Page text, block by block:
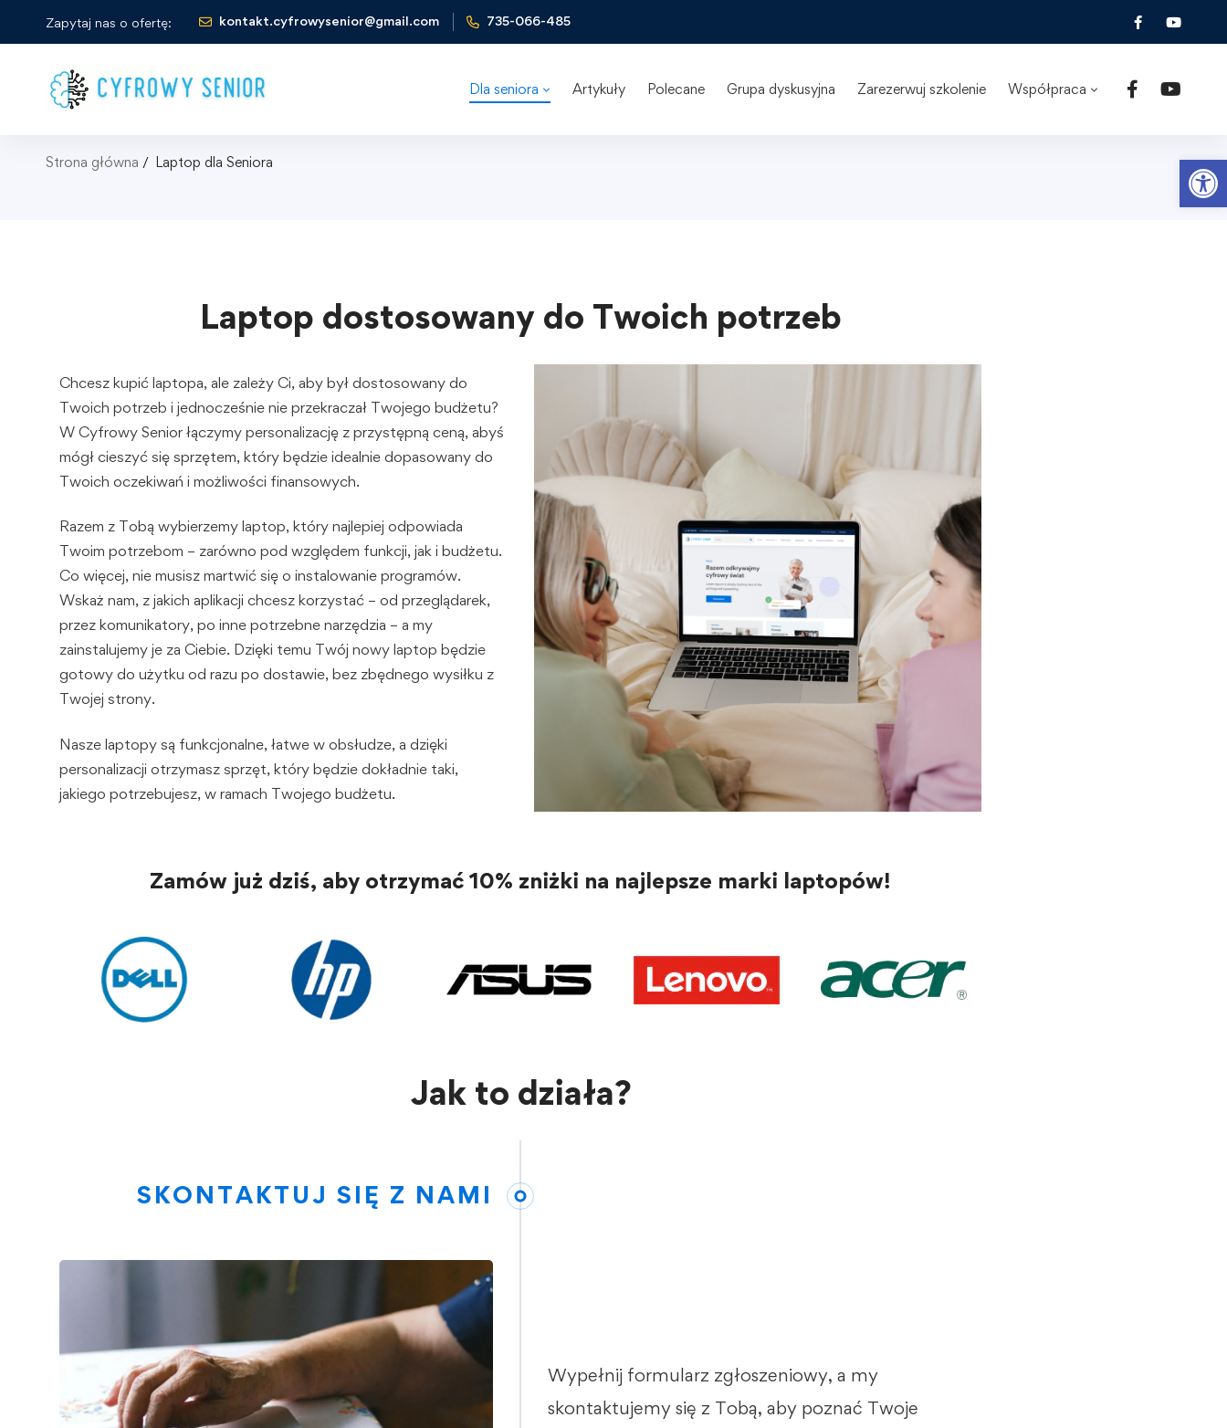
Zapytaj nas o ofertę: kontakt.cyfrowysenior@gmail.com 735-066-485
Dla seniora Artykuły Polecane Grupa dyskusyjna Zarezerwuj szkolenie Współpraca
Strona główna Laptop dla Seniora
Laptop dostosowany do Twoich potrzeb
Chcesz kupić laptopa, ale zależy Ci, aby był dostosowany do
Twoich potrzeb i jednocześnie nie przekraczał Twojego budżetu?
W Cyfrowy Senior łączymy personalizację z przystępną ceną, abyś
mógł cieszyć się sprzętem, który będzie idealnie dopasowany do
Twoich oczekiwań i możliwości finansowych.
Razem z Tobą wybierzemy laptop, który najlepiej odpowiada
Twoim potrzebom – zarówno pod względem funkcji, jak i budżetu.
Co więcej, nie musisz martwić się o instalowanie programów.
Wskaż nam, z jakich aplikacji chcesz korzystać – od przeglądarek,
przez komunikatory, po inne potrzebne narzędzia – a my
zainstalujemy je za Ciebie. Dzięki temu Twój nowy laptop będzie
gotowy do użytku od razu po dostawie, bez zbędnego wysiłku z
Twojej strony.
Nasze laptopy są funkcjonalne, łatwe w obsłudze, a dzięki
personalizacji otrzymasz sprzęt, który będzie dokładnie taki,
jakiego potrzebujesz, w ramach Twojego budżetu.
Zamów już dziś, aby otrzymać 10% zniżki na najlepsze marki laptopów!
Jak to działa?
SKONTAKTUJ SIĘ Z NAMI
Wypełnij formularz zgłoszeniowy, a my
skontaktujemy się z Tobą, aby poznać Twoje